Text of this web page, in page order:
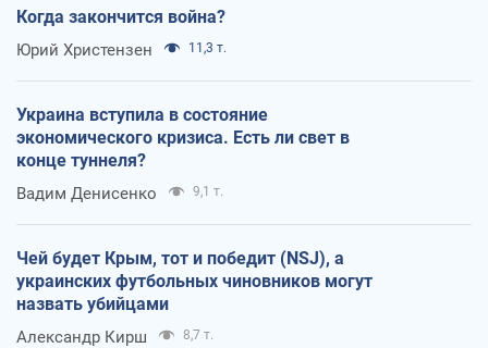
Когда закончится война?
Юрий Христензен 11,3 т.
Украина вступила в состояние
экономического кризиса. Есть ли свет в
конце туннеля?
Вадим Денисенко 9,1 т.
Чей будет Крым, тот и победит (NSJ), а
украинских футбольных чиновников могут
назвать убийцами
Александр Кирш 8,7 т.